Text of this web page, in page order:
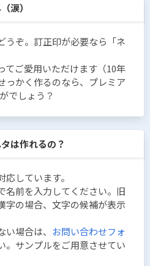
涙）
うぞ。訂正印が必要なら「ネ
てご愛用いただけます（10年
っかく作るのなら、プレミア
でしょう？
は作れるの？
しています。
名前を入力してください。旧
字の場合、文字の候補が表示
場合は、 お問い合わせフォ
。サンプルをご用意させてい